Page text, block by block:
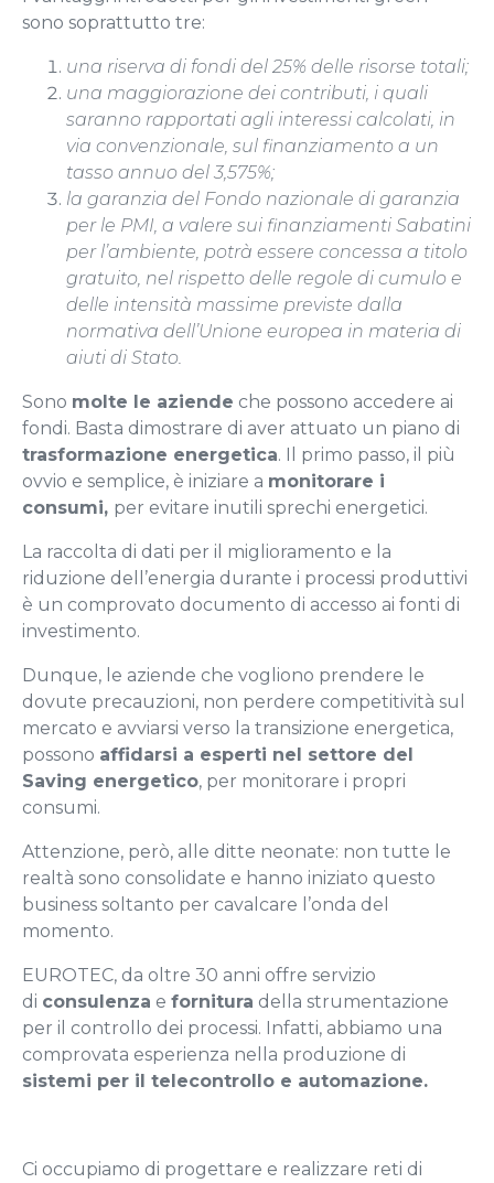
sono soprattutto tre:
una riserva di fondi del 25% delle risorse totali;
una maggiorazione dei contributi, i quali
saranno rapportati agli interessi calcolati, in
via convenzionale, sul finanziamento a un
tasso annuo del 3,575%;
la garanzia del Fondo nazionale di garanzia
per le PMI, a valere sui finanziamenti Sabatini
per l’ambiente, potrà essere concessa a titolo
gratuito, nel rispetto delle regole di cumulo e
delle intensità massime previste dalla
normativa dell’Unione europea in materia di
aiuti di Stato.
Sono molte le aziende che possono accedere ai
fondi. Basta dimostrare di aver attuato un piano di
trasformazione energetica. Il primo passo, il più
ovvio e semplice, è iniziare a monitorare i
consumi, per evitare inutili sprechi energetici.
La raccolta di dati per il miglioramento e la
riduzione dell’energia durante i processi produttivi
è un comprovato documento di accesso ai fonti di
investimento.
Dunque, le aziende che vogliono prendere le
dovute precauzioni, non perdere competitività sul
mercato e avviarsi verso la transizione energetica,
possono affidarsi a esperti nel settore del
Saving energetico, per monitorare i propri
consumi.
Attenzione, però, alle ditte neonate: non tutte le
realtà sono consolidate e hanno iniziato questo
business soltanto per cavalcare l’onda del
momento.
EUROTEC, da oltre 30 anni offre servizio
di consulenza e fornitura della strumentazione
per il controllo dei processi. Infatti, abbiamo una
comprovata esperienza nella produzione di
sistemi per il telecontrollo e automazione.
Ci occupiamo di progettare e realizzare reti di